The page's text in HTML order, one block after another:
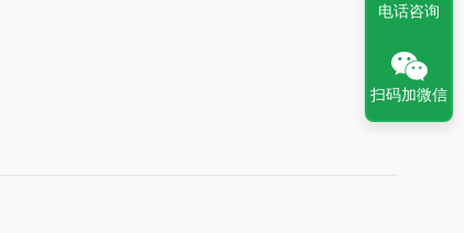
电话咨询
扫码加微信